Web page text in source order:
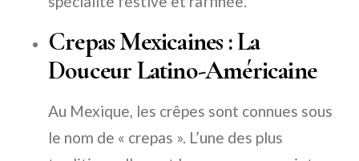
Crepas Mexicaines : La
Douceur Latino-Américaine
Au Mexique, les crêpes sont connues sous
le nom de « crepas ». L’une des plus